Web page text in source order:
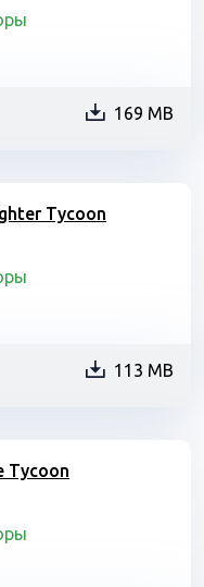
169 MB
Tycoon
113 MB
Tycoon